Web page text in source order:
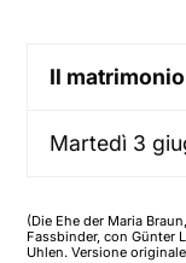
Il
Martedì 3
(Die Ehe der Maria
Fassbinder, con Günter
Uhlen. Versione